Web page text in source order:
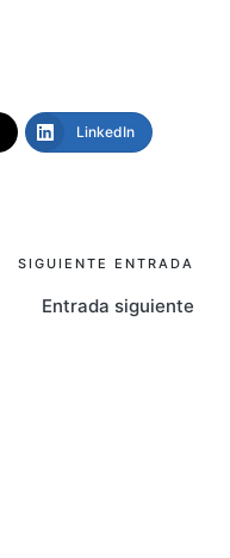
LinkedIn
SIGUIENTE ENTRADA
Entrada siguiente